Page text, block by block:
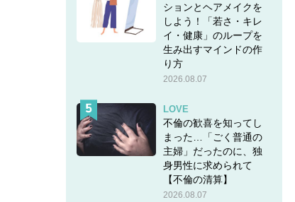
ションとヘアメイクを
しよう！「若さ・キレ
イ・健康」のループを
生み出すマインドの作
り方
2026.08.07
LOVE
不倫の歓喜を知ってし
まった…「ごく普通の
主婦」だったのに、独
身男性に求められて
【不倫の清算】
2026.08.07